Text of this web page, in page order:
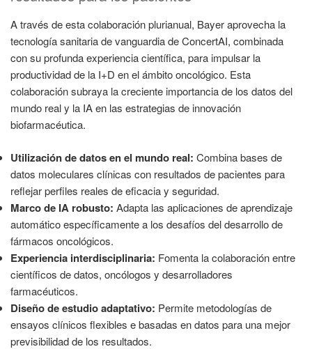
A través de esta colaboración plurianual, Bayer aprovecha la
tecnología sanitaria de vanguardia de ConcertAI, combinada
con su profunda experiencia científica, para impulsar la
productividad de la I+D en el ámbito oncológico. Esta
colaboración subraya la creciente importancia de los datos del
mundo real y la IA en las estrategias de innovación
biofarmacéutica.
Utilización de datos en el mundo real: Combina bases de
datos moleculares clínicas con resultados de pacientes para
reflejar perfiles reales de eficacia y seguridad.
Marco de IA robusto: Adapta las aplicaciones de aprendizaje
automático específicamente a los desafíos del desarrollo de
fármacos oncológicos.
Experiencia interdisciplinaria: Fomenta la colaboración entre
científicos de datos, oncólogos y desarrolladores
farmacéuticos.
Diseño de estudio adaptativo: Permite metodologías de
ensayos clínicos flexibles e basadas en datos para una mejor
previsibilidad de los resultados.